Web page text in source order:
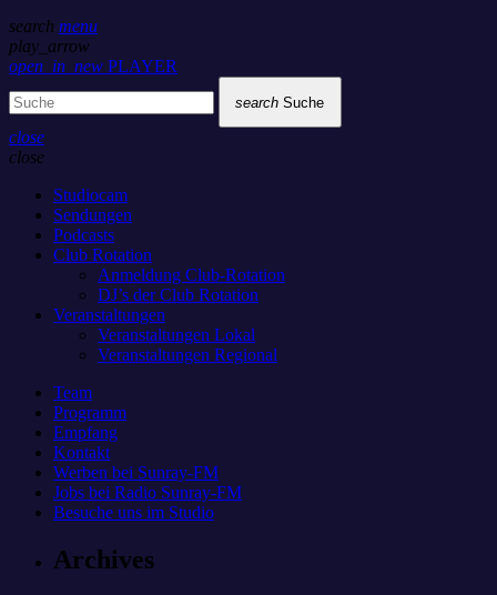
search menu
play_arrow
open_in_new PLAYER
search Suche
close
close
Studiocam
Sendungen
Podcasts
Club Rotation
Anmeldung Club-Rotation
DJ’s der Club Rotation
Veranstaltungen
Veranstaltungen Lokal
Veranstaltungen Regional
Team
Programm
Empfang
Kontakt
Werben bei Sunray-FM
Jobs bei Radio Sunray-FM
Besuche uns im Studio
Archives